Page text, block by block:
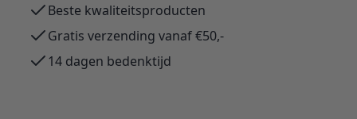
Beste kwaliteitsproducten
Gratis verzending vanaf €50,-
14 dagen bedenktijd